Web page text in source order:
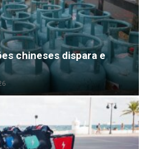
chineses dispara e